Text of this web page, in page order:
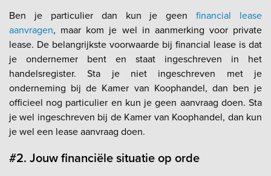
Ben je particulier dan kun je geenfinancial lease
aanvragen, maar kom je wel in aanmerking voor private
lease. De belangrijkste voorwaarde bij financial lease is dat
je ondernemer bent en staat ingeschreven in het
handelsregister. Sta je niet ingeschreven met je
onderneming bij de Kamer van Koophandel, dan ben je
officieel nog particulier en kun je geen aanvraag doen. Sta
je wel ingeschreven bij de Kamer van Koophandel, dan kun
je wel een lease aanvraag doen.
#2. Jouw financiële situatie op orde